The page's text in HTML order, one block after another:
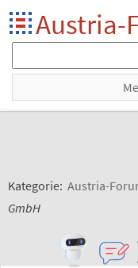
Austria-
Kategorie: Austria-
GmbH